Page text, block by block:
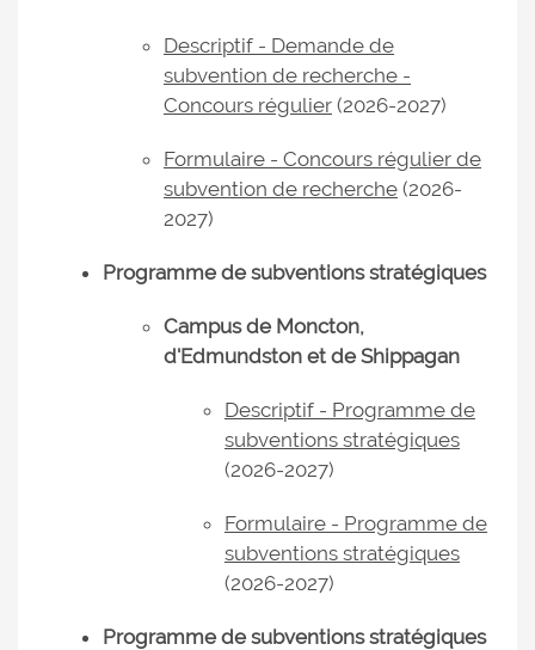
Descriptif - Demande de
subvention de recherche -
Concours régulier (2026-2027)
Formulaire - Concours régulier de
subvention de recherche (2026-
2027)
Programme de subventions stratégiques
Campus de Moncton,
d'Edmundston et de Shippagan
Descriptif - Programme de
subventions stratégiques
(2026-2027)
Formulaire - Programme de
subventions stratégiques
(2026-2027)
Programme de subventions stratégiques